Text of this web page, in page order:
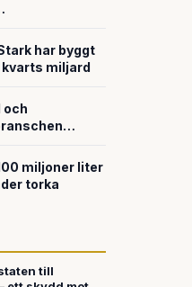
har byggt
miljard
och
miljoner liter
torka
till